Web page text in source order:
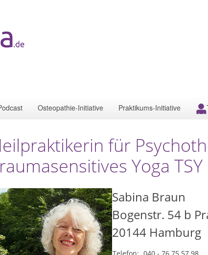
Osteopathie-Initiative Praktikums-Initiative
für
Yoga
Sabina Braun
Bogenstr. 54 b
20144 Hamburg